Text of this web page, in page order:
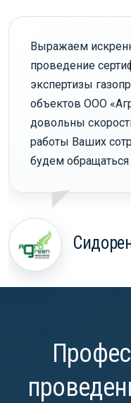
Выражаем
проведение
экспертизы
объектов ООО
довольны
работы Ваших
будем